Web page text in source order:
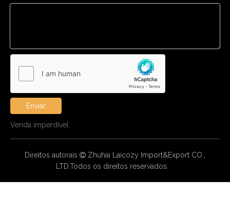
Enviar
Venda imperdível
Direitos autorais  Zhuhai Laicozy Import&Export CO.,
LTD.Todos os direitos reservados.